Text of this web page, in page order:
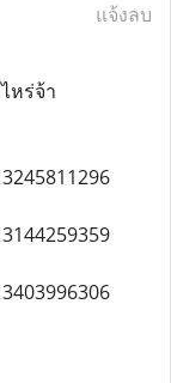
แจ้งลบ
หร่จ้า